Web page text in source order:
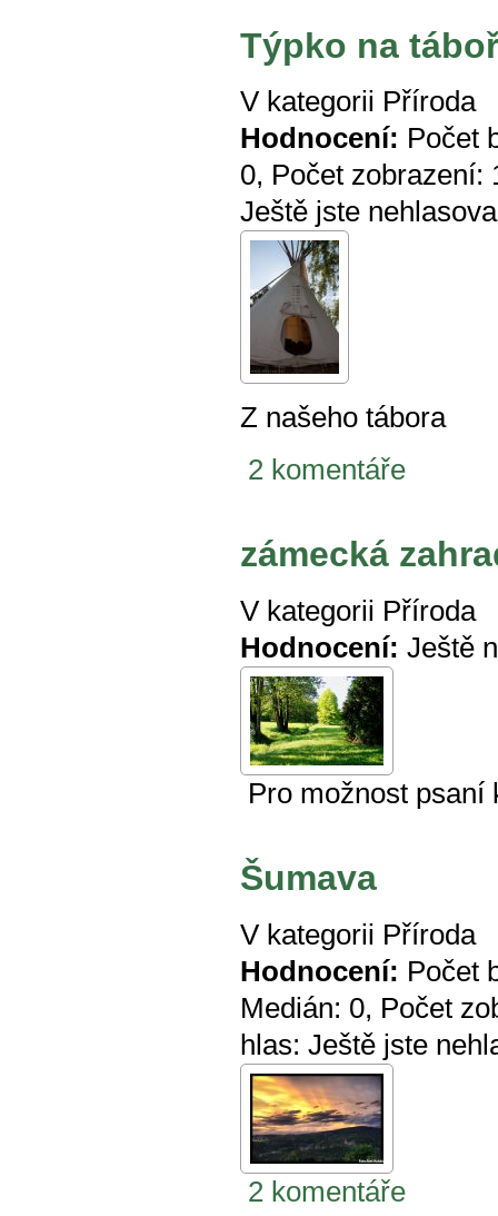
Týpko na
V kategorii Příroda
Hodnocení: Počet
0, Počet zobrazení:
Ještě jste
Z našeho tábora
2 komentáře
zámecká
V kategorii Příroda
Hodnocení: Ještě
Pro možnost
Šumava
V kategorii Příroda
Hodnocení: Počet
Medián: 0, Počet
hlas: Ještě jste
2 komentáře